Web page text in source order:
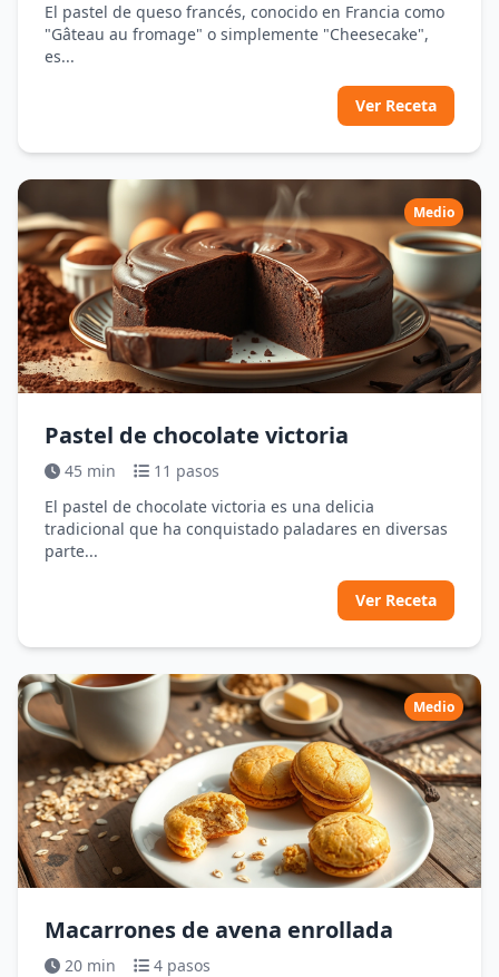
El pastel de queso francés, conocido en Francia como
"Gâteau au fromage" o simplemente "Cheesecake",
es...
Ver Receta
Medio
Pastel de chocolate victoria
45 min
11 pasos
El pastel de chocolate victoria es una delicia
tradicional que ha conquistado paladares en diversas
parte...
Ver Receta
Medio
Macarrones de avena enrollada
20 min 4 pasos